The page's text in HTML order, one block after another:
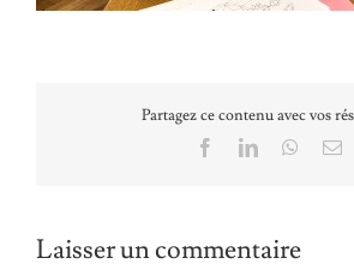
Partagez ce contenu avec vos
FacebookLinkedIn
Laisser un commentaire